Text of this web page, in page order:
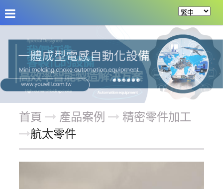
關於友源 訊息公告 產品案例 服務項目
首頁 產品案例
精密零件加工
航太零件